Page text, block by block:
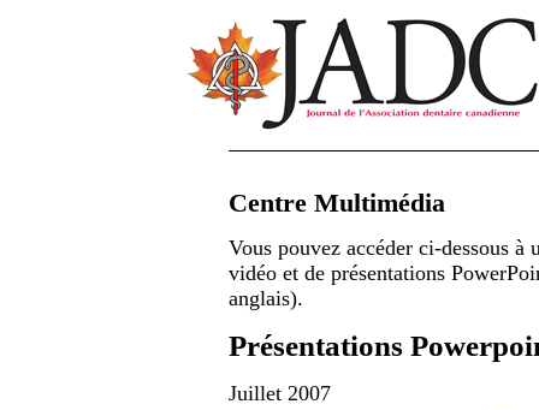
Centre Multimédia
Vous pouvez accéder ci-dessous
vidéo et de présentations
anglais).
Présentations
Juillet 2007